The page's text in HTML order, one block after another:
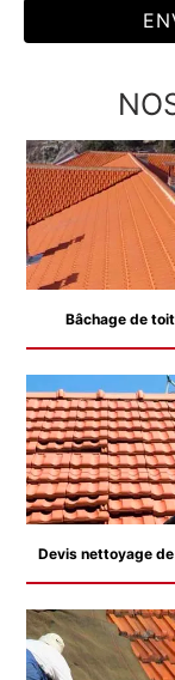
Bâchage de
Devis nettoyage